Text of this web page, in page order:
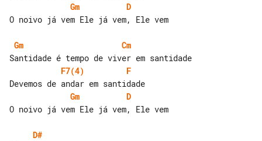
Gm
D
O noivo já vem Ele já vem, Ele vem
Gm
Cm
F7(4)
F
Gm
D
O noivo já vem Ele já vem, Ele vem
D#